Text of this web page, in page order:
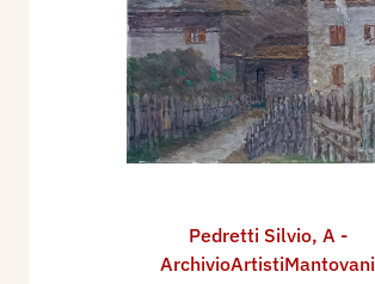
Pedretti Silvio, A -
ArchivioArtistiMantovani